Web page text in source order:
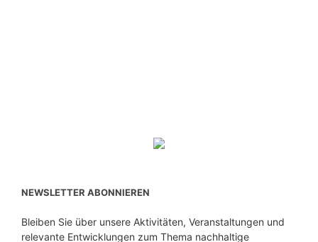
NEWSLETTER ABONNIEREN
Bleiben Sie über unsere Aktivitäten, Veranstaltungen und
relevante Entwicklungen zum Thema nachhaltige